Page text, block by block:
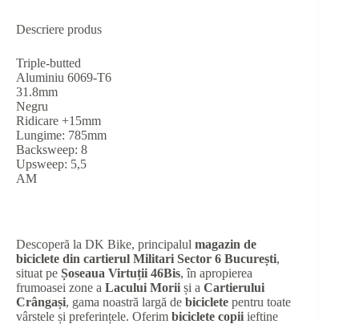
Descriere produs
Triple-butted
Aluminiu 6069-T6
31.8mm
Negru
Ridicare +15mm
Lungime: 785mm
Backsweep: 8
Upsweep: 5,5
AM
Descoperă la DK Bike, principalul magazin de
biciclete din cartierul Militari Sector 6 București,
situat pe Șoseaua Virtuții 46Bis, în apropierea
frumoasei zone a Lacului Morii și a Cartierului
Crângași, gama noastră largă de biciclete pentru toate
vârstele și preferințele. Oferim biciclete copii ieftine